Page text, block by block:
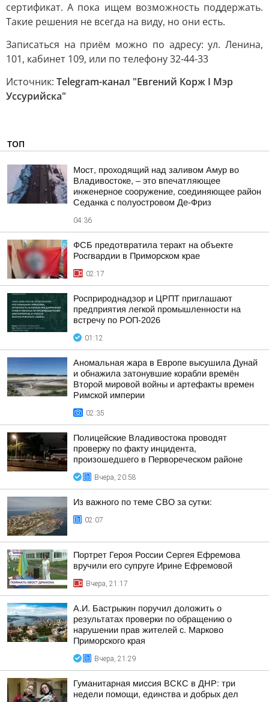
сертификат. А пока ищем возможность поддержать.
Такие решения не всегда на виду, но они есть.
Записаться на приём можно по адресу: ул. Ленина,
101, кабинет 109, или по телефону 32-44-33
Источник: Telegram-канал "Евгений Корж I Мэр
Уссурийска"
ТОП
Мост, проходящий над заливом Амур во
Владивостоке, – это впечатляющее
инженерное сооружение, соединяющее район
Седанка с полуостровом Де-Фриз
04:36
ФСБ предотвратила теракт на объекте
Росгвардии в Приморском крае
02:17
Росприроднадзор и ЦРПТ приглашают
предприятия легкой промышленности на
встречу по РОП-2026
01:12
Аномальная жара в Европе высушила Дунай
и обнажила затонувшие корабли времён
Второй мировой войны и артефакты времен
Римской империи
02:35
Полицейские Владивостока проводят
проверку по факту инцидента,
произошедшего в Первореческом районе
Вчера, 20:58
Из важного по теме СВО за сутки:
02:07
Портрет Героя России Сергея Ефремова
вручили его супруге Ирине Ефремовой
Вчера, 21:17
А.И. Бастрыкин поручил доложить о
результатах проверки по обращению о
нарушении прав жителей с. Марково
Приморского края
Вчера, 21:29
Гуманитарная миссия ВСКС в ДНР: три
недели помощи, единства и добрых дел